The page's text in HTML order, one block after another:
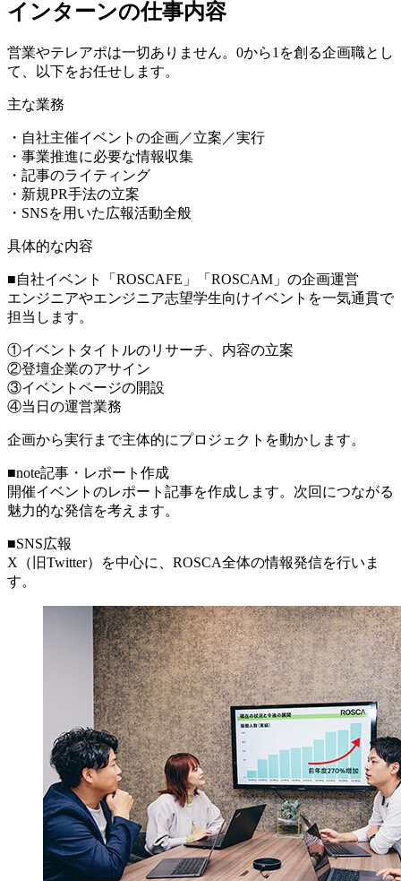
インターンの仕事内容
営業やテレアポは一切ありません。0から1を創る企画職とし
て、以下をお任せします。
主な業務
・自社主催イベントの企画／立案／実行
・事業推進に必要な情報収集
・記事のライティング
・新規PR手法の立案
・SNSを用いた広報活動全般
具体的な内容
■自社イベント「ROSCAFE」「ROSCAM」の企画運営
エンジニアやエンジニア志望学生向けイベントを一気通貫で
担当します。
①イベントタイトルのリサーチ、内容の立案
②登壇企業のアサイン
③イベントページの開設
④当日の運営業務
企画から実行まで主体的にプロジェクトを動かします。
■note記事・レポート作成
開催イベントのレポート記事を作成します。次回につながる
魅力的な発信を考えます。
■SNS広報
X（旧Twitter）を中心に、ROSCA全体の情報発信を行いま
す。